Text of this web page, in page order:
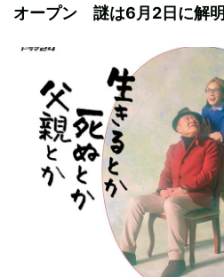
オープン 謎は6月2日に解明